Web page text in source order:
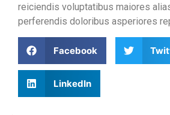
reiciendis voluptatibus maiores
perferendis doloribus asperiores
Facebook
LinkedIn